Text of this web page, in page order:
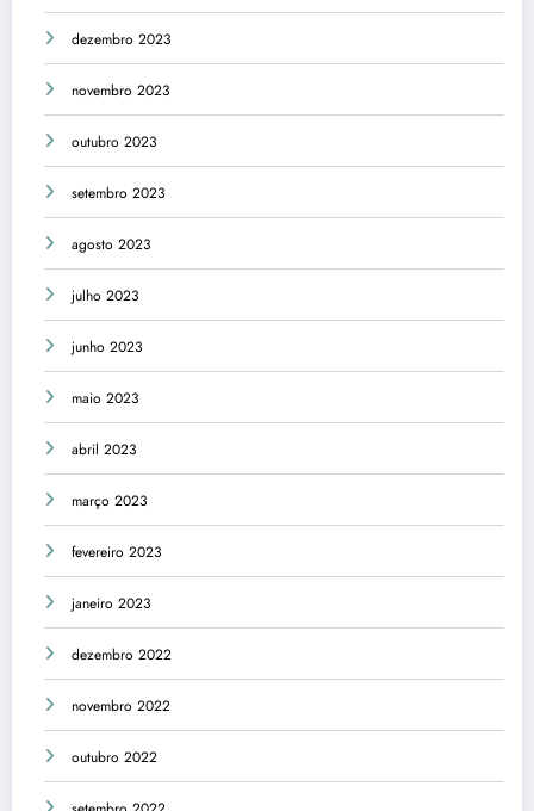
dezembro 2023
novembro 2023
outubro 2023
setembro 2023
agosto 2023
julho 2023
junho 2023
maio 2023
abril 2023
março 2023
fevereiro 2023
janeiro 2023
dezembro 2022
novembro 2022
outubro 2022